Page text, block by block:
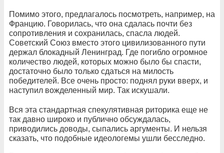
Помимо этого, предлагалось посмотреть, например, на
Францию. Говорилась, что она сдалась почти без
сопротивления и сохранилась, спасла людей.
Советский Союз вместо этого цивилизованного пути
держал блокадный Ленинград. Где погибло огромное
количество людей, которых можно было бы спасти,
достаточно было только сдаться на милость
победителей. Все очень просто: поднял руки вверх, и
наступил вожделенный мир. Так искушали.
Вся эта стандартная спекулятивная риторика еще не
так давно широко и публично обсуждалась,
приводились доводы, сыпались аргументы. И нельзя
сказать, что подобные идеологемы ушли бесследно.